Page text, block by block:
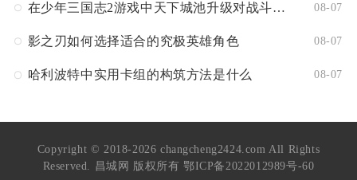
在少年三国志2游戏中天下城池升级对战斗有何影响 08-07
影之刃如何选择适合的究极英雄角色 08-07
哈利波特中实用卡组的构筑方法是什么 08-07
Copyright © 2018-2026 changcheng2424.com All Rights
Reserved. 昌城网 版权所有 鄂ICP备2022012989号-60